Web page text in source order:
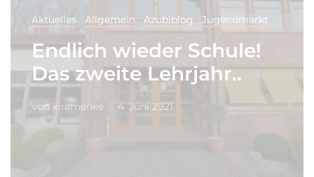
Aktuelles Allgemein Azubiblog Jugendmarkt
Endlich wieder Schule!
Das zweite Lehrjahr..
von kiramenke 4. Juni 2021